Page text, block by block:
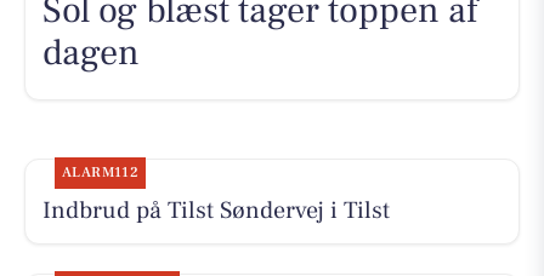
Sol og blæst tager toppen af
dagen
ALARM112
Indbrud på Tilst Søndervej i Tilst